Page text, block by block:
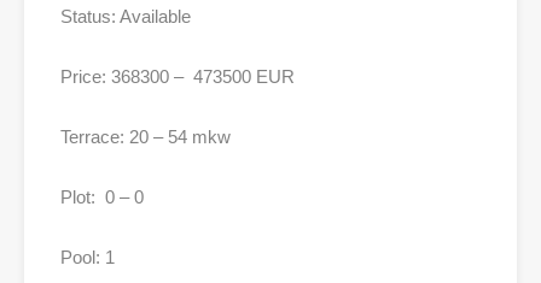
Status: Available
Price: 368300 – 473500 EUR
Terrace: 20 – 54 mkw
Plot: 0 – 0
Pool: 1